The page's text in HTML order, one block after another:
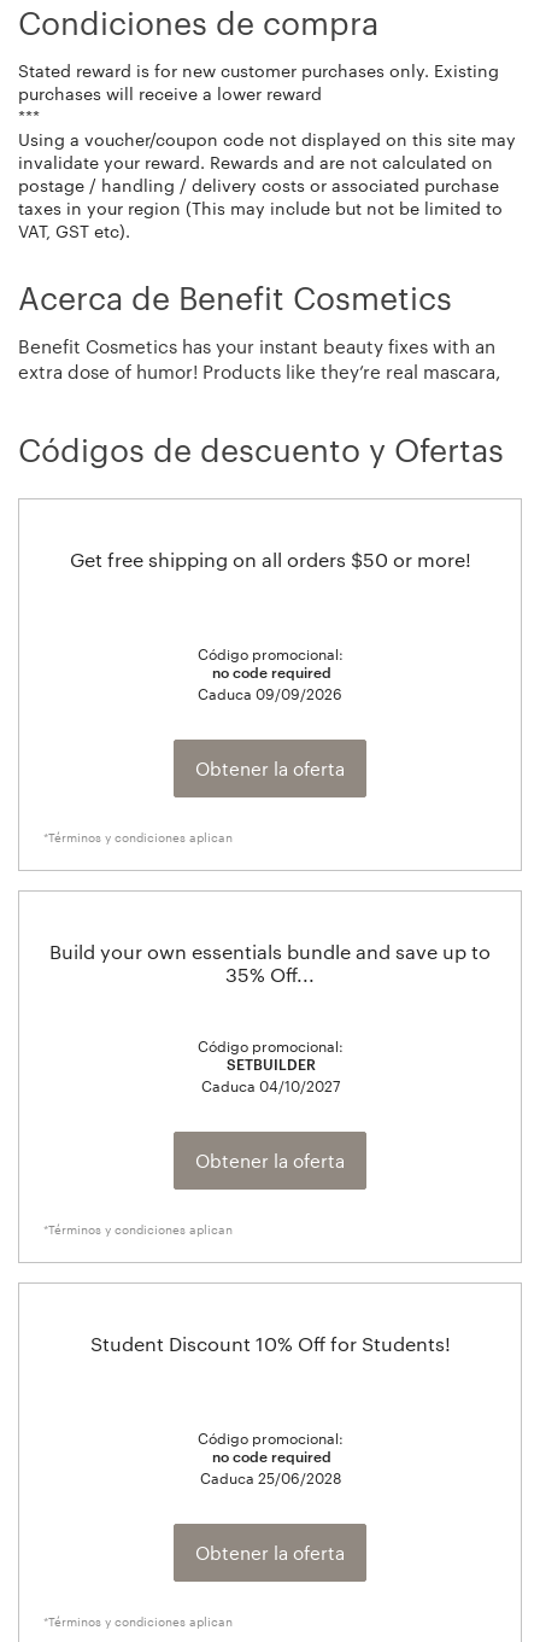
Condiciones de compra
Stated reward is for new customer purchases only. Existing
purchases will receive a lower reward
***
Using a voucher/coupon code not displayed on this site may
invalidate your reward. Rewards and are not calculated on
postage / handling / delivery costs or associated purchase
taxes in your region (This may include but not be limited to
VAT, GST etc).
Acerca de Benefit Cosmetics
Benefit Cosmetics has your instant beauty fixes with an
extra dose of humor! Products like they’re real mascara,
Códigos de descuento y Ofertas
Get free shipping on all orders $50 or more!
Código promocional:
no code required
Caduca 09/09/2026
*Términos y condiciones aplican
Obtener la oferta
Build your own essentials bundle and save up to
35% Off...
Código promocional:
SETBUILDER
Caduca 04/10/2027
*Términos y condiciones aplican
Obtener la oferta
Student Discount 10% Off for Students!
Código promocional:
no code required
Caduca 25/06/2028
*Términos y condiciones aplican
Obtener la oferta